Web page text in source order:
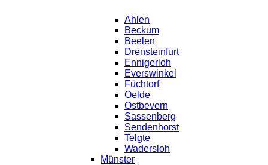
Ahlen
Beckum
Beelen
Drensteinfurt
Ennigerloh
Everswinkel
Füchtorf
Oelde
Ostbevern
Sassenberg
Sendenhorst
Telgte
Wadersloh
Münster